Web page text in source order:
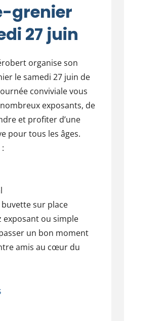
grenier
27 juin
organise son
le samedi 27 juin de
conviviale vous
exposants, de
et profiter d’une
pour tous les âges.
sur place
exposant ou simple
un bon moment
amis au cœur du